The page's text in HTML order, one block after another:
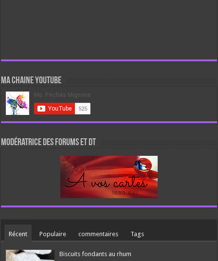
Ma chaine Youtube
Modératrice des forums et DT
Récent Populaire commentaires Tags
Biscuits fondants au rhum